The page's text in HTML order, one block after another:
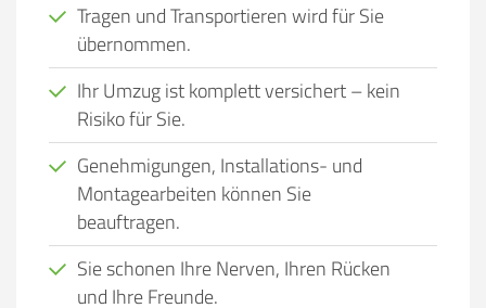
Tragen und Transportieren wird für Sie
übernommen.
Ihr Umzug ist komplett versichert – kein
Risiko für Sie.
Genehmigungen, Installations- und
Montagearbeiten können Sie
beauftragen.
Sie schonen Ihre Nerven, Ihren Rücken
und Ihre Freunde.